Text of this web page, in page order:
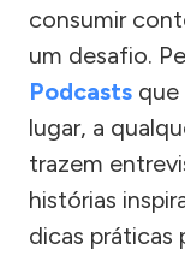
consumir
um desafio.
Podcasts que
lugar, a
trazem
histórias
dicas práticas